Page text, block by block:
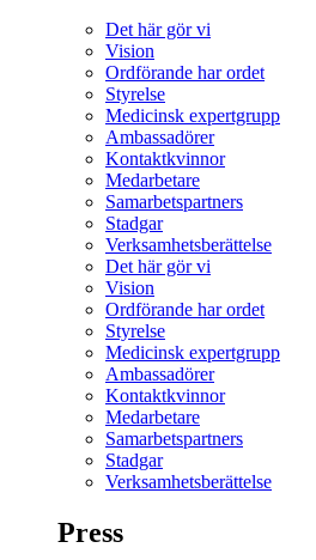
Det här gör vi
Vision
Ordförande har ordet
Styrelse
Medicinsk expertgrupp
Ambassadörer
Kontaktkvinnor
Medarbetare
Samarbetspartners
Stadgar
Verksamhetsberättelse
Det här gör vi
Vision
Ordförande har ordet
Styrelse
Medicinsk expertgrupp
Ambassadörer
Kontaktkvinnor
Medarbetare
Samarbetspartners
Stadgar
Verksamhetsberättelse
Press